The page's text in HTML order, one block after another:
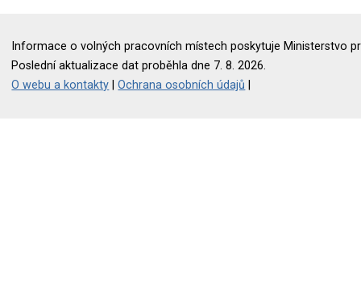
Informace o volných pracovních místech poskytuje Ministerstvo
Poslední aktualizace dat proběhla dne 7. 8. 2026.
O webu a kontakty |Ochrana osobních údajů